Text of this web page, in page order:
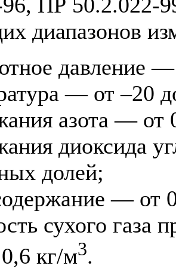
диапазонов
давление
— от –20
азота — от
диоксида
долей;
— от
сухого газа
кг/м3.